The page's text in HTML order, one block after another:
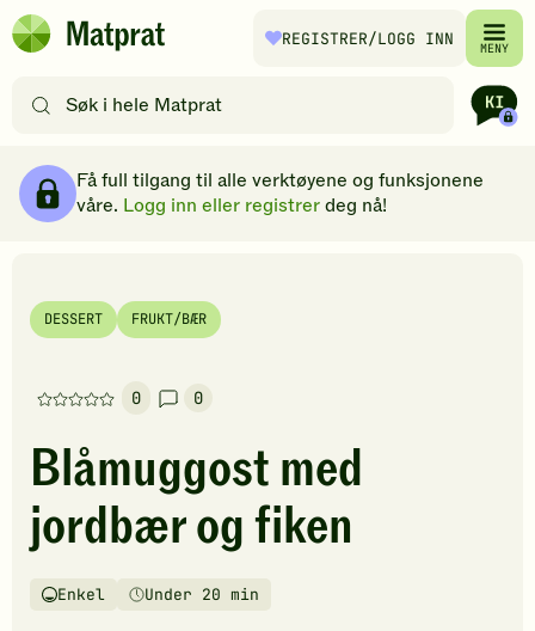
Hopp til hovedinnhold
Matprat
REGISTRER/LOGG INN MENY
etter
filtre
Få full tilgang til alle verktøyene og funksjonene
våre. Logg inn eller registrerdeg nå!
DESSERT FRUKT/BÆR
0
Denne
har
foreløpig
ingen
vurderinger.
den
0
Blåmuggost med
jordbær og fiken
Vanskelighetsgrad
Enkel
TilberedningstidUnder 20 min